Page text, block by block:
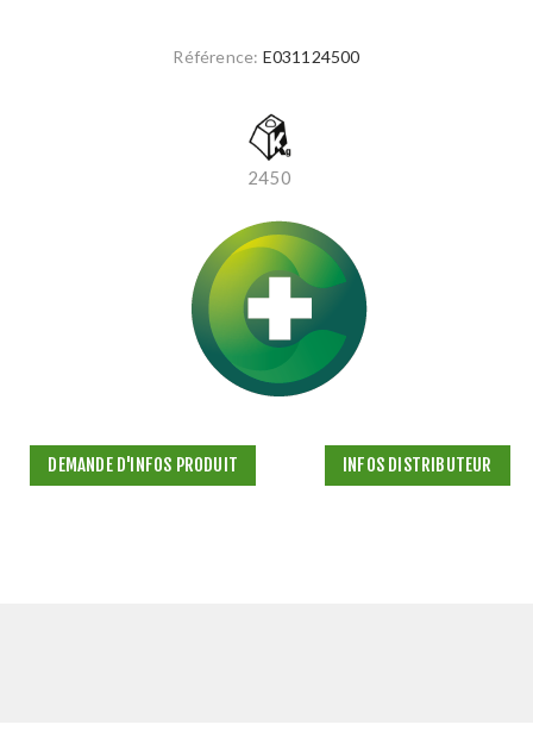
Référence: E031124500
2450
DEMANDE D'INFOS PRODUIT INFOS DISTRIBUTEUR